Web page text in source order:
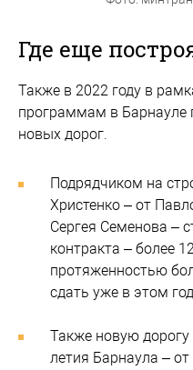
Где еще
Также в 2022 году в
программам в Барнауле
новых дорог.
Подрядчиком на
Христенко – от
Сергея Семенова –
контракта – более
протяженностью
сдать уже в этом
Также новую дорогу
летия Барнаула –